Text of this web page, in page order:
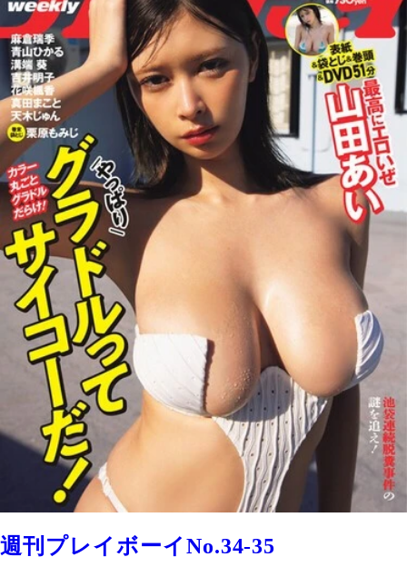
週刊プレイボーイNo.34-35